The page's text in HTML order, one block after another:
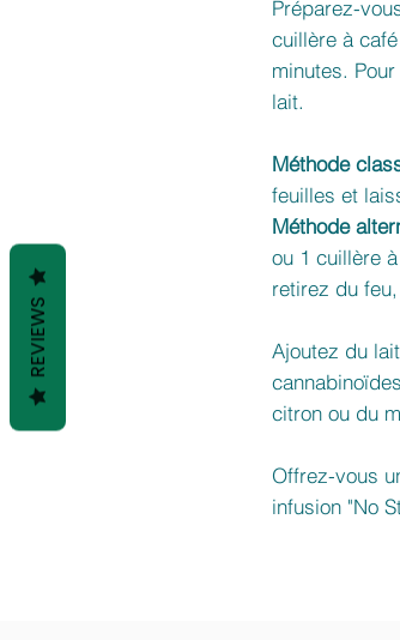
Préparez-
cuillère à
minutes.
lait.
Méthode
feuilles et
Méthode
ou 1 cuillère
retirez du
Ajoutez du
citron ou du
Offrez-vous
infusion "No
REVIEWS